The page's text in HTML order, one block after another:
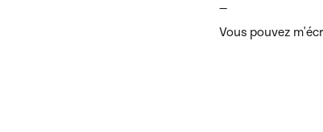
—
Vous pouvez